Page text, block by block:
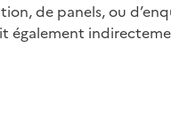
de panels, ou
également